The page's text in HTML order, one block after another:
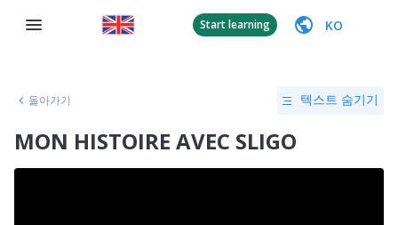
Start learning KO
돌아가기 텍스트 숨기기
MON HISTOIRE AVEC SLIGO